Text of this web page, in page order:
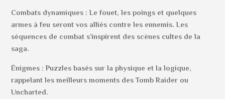
Combats dynamiques : Le fouet, les poings et quelques
armes à feu seront vos alliés contre les ennemis. Les
séquences de combat s’inspirent des scènes cultes de la
saga.
Énigmes : Puzzles basés sur la physique et la logique,
rappelant les meilleurs moments des Tomb Raider ou
Uncharted.